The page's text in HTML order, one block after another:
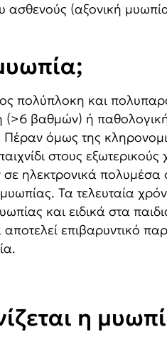
ασθενούς (αξονική
πολύπλοκη και
(>6 βαθμών) ή
Πέραν όμως της
στους
σε ηλεκτρονικά
Τα τελευταία
και ειδικά στα
αποτελεί επιβαρυντικό
η